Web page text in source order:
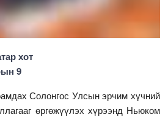
хот
9
Солонгос Улсын эрчим хүчний
өргөжүүлэх хүрээнд Ньюком